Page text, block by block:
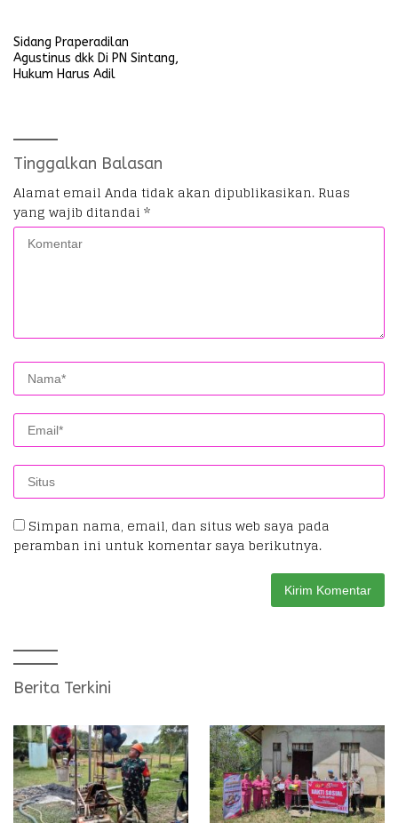
Sidang Praperadilan
Agustinus dkk Di PN Sintang,
Hukum Harus Adil
Tinggalkan Balasan
Alamat email Anda tidak akan dipublikasikan. Ruas
yang wajib ditandai *
Simpan nama, email, dan situs web saya pada
peramban ini untuk komentar saya berikutnya.
Berita Terkini